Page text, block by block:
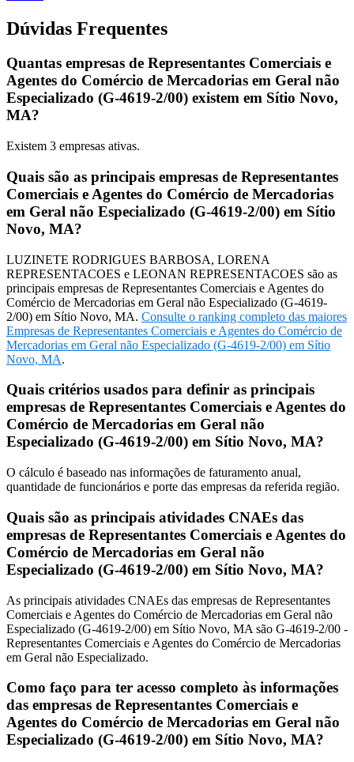
Dúvidas Frequentes
Quantas empresas de Representantes Comerciais e
Agentes do Comércio de Mercadorias em Geral não
Especializado (G-4619-2/00) existem em Sítio Novo,
MA?
Existem 3 empresas ativas.
Quais são as principais empresas de Representantes
Comerciais e Agentes do Comércio de Mercadorias
em Geral não Especializado (G-4619-2/00) em Sítio
Novo, MA?
LUZINETE RODRIGUES BARBOSA, LORENA
REPRESENTACOES e LEONAN REPRESENTACOES são as
principais empresas de Representantes Comerciais e Agentes do
Comércio de Mercadorias em Geral não Especializado (G-4619-
2/00) em Sítio Novo, MA. Consulte o ranking completo das maiores
Empresas de Representantes Comerciais e Agentes do Comércio de
Mercadorias em Geral não Especializado (G-4619-2/00) em Sítio
Novo, MA.
Quais critérios usados para definir as principais
empresas de Representantes Comerciais e Agentes do
Comércio de Mercadorias em Geral não
Especializado (G-4619-2/00) em Sítio Novo, MA?
O cálculo é baseado nas informações de faturamento anual,
quantidade de funcionários e porte das empresas da referida região.
Quais são as principais atividades CNAEs das
empresas de Representantes Comerciais e Agentes do
Comércio de Mercadorias em Geral não
Especializado (G-4619-2/00) em Sítio Novo, MA?
As principais atividades CNAEs das empresas de Representantes
Comerciais e Agentes do Comércio de Mercadorias em Geral não
Especializado (G-4619-2/00) em Sítio Novo, MA são G-4619-2/00 -
Representantes Comerciais e Agentes do Comércio de Mercadorias
em Geral não Especializado.
Como faço para ter acesso completo às informações
das empresas de Representantes Comerciais e
Agentes do Comércio de Mercadorias em Geral não
Especializado (G-4619-2/00) em Sítio Novo, MA?